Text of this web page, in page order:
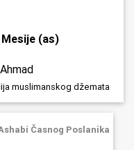
(as)
muslimanskog džemata
Časnog Poslanika